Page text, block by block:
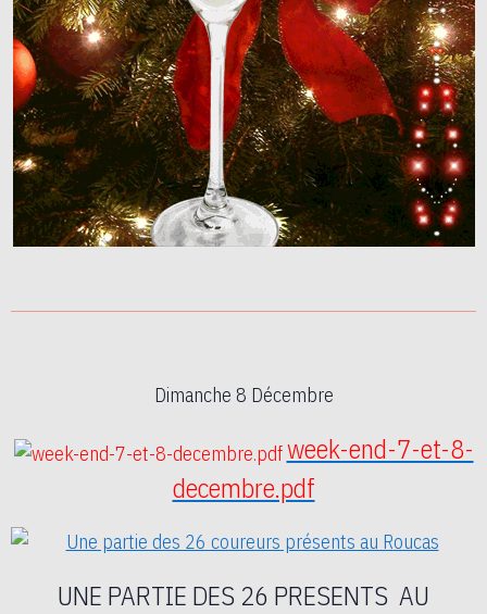
Dimanche 8 Décembre
week-end-7-et-8-
decembre.pdf
UNE PARTIE DES 26 PRESENTS AU